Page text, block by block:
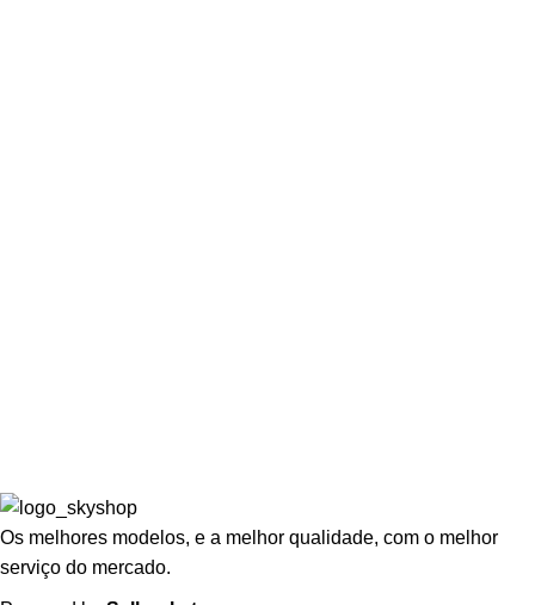
Os melhores modelos, e a melhor qualidade, com o melhor
serviço do mercado.